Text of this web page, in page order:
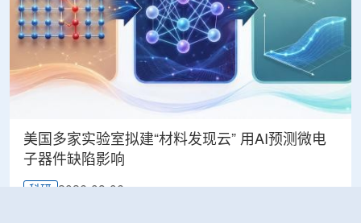
美国多家实验室拟建“材料发现云” 用AI预测微电
子器件缺陷影响
科研 2026-08-06